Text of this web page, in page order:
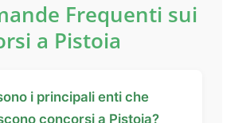
Frequenti sui
a Pistoia
i principali enti che
concorsi a Pistoia?